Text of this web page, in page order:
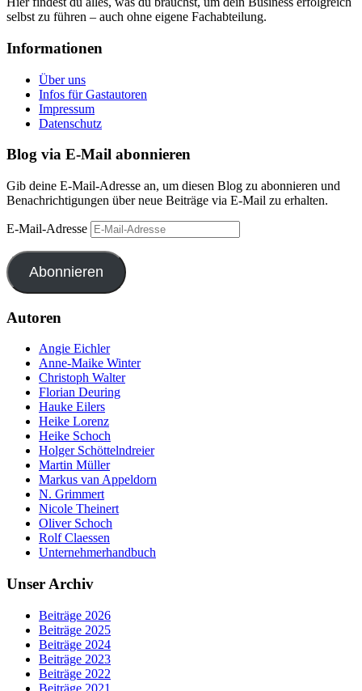
selbst zu führen – auch ohne eigene Fachabteilung.
Informationen
Über uns
Infos für Gastautoren
Impressum
Datenschutz
Blog via E-Mail abonnieren
Gib deine E-Mail-Adresse an, um diesen Blog zu abonnieren und
Benachrichtigungen über neue Beiträge via E-Mail zu erhalten.
E-Mail-Adresse
Abonnieren
Autoren
Angie Eichler
Anne-Maike Winter
Christoph Walter
Florian Deuring
Hauke Eilers
Heike Lorenz
Heike Schoch
Holger Schöttelndreier
Martin Müller
Markus van Appeldorn
N. Grimmert
Nicole Theinert
Oliver Schoch
Rolf Claessen
Unternehmerhandbuch
Unser Archiv
Beiträge 2026
Beiträge 2025
Beiträge 2024
Beiträge 2023
Beiträge 2022
Beiträge 2021